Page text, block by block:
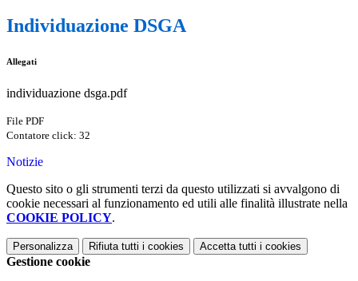
Individuazione DSGA
Allegati
individuazione dsga.pdf
File PDF
Contatore click: 32
Notizie
Questo sito o gli strumenti terzi da questo utilizzati si avvalgono di
cookie necessari al funzionamento ed utili alle finalità illustrate nella
COOKIE POLICY.
Personalizza Rifiuta tutti i cookies Accetta tutti i cookies
Gestione cookie